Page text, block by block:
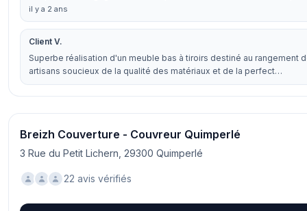
il y a 2 ans
Client V.
Superbe réalisation d'un meuble bas à tiroirs destiné au rangement
artisans soucieux de la qualité des matériaux et de la perfect…
Breizh Couverture - Couvreur Quimperlé
3 Rue du Petit Lichern, 29300 Quimperlé
22 avis vérifiés